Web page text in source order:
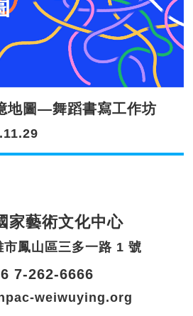
地圖—舞蹈書寫工作坊
家藝術文化中心
鳳山區三多一路 1 號
7-262-6666
weiwuying.org